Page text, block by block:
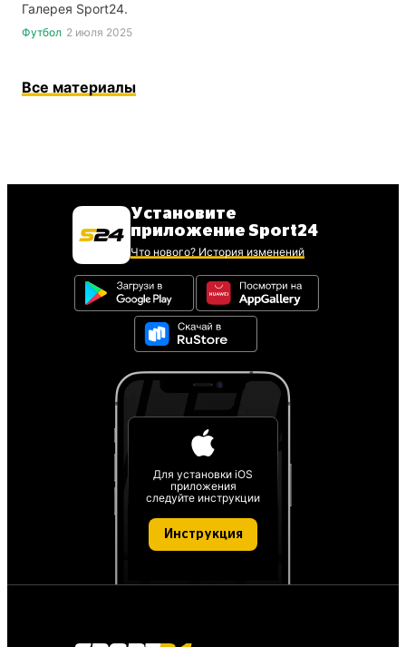
Галерея Sport24.
Футбол 2 июля 2025
Все материалы
Установите
приложение Sport24
Что нового? История изменений
Для установки iOS
приложения
следуйте инструкции
Инструкция